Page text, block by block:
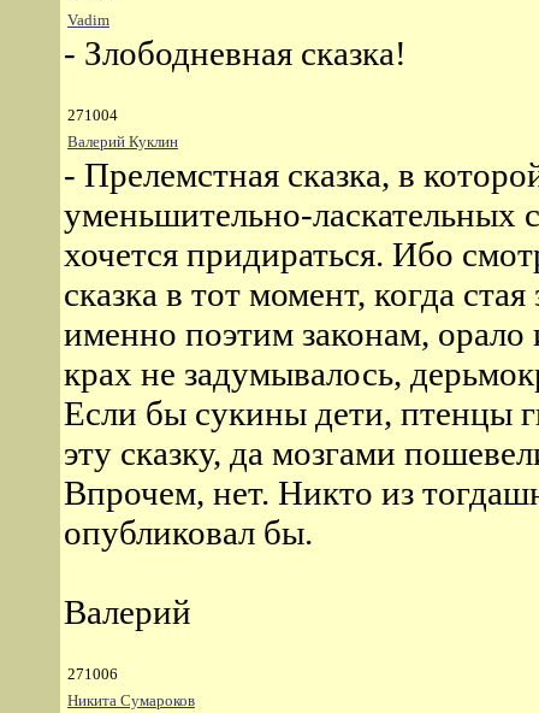
Vadim
- Злободневная сказка!
271004
Валерий Куклин
- Прелемстная сказка, в
уменьшительно-
хочется придираться. Ибо
сказка в тот момент, когда
именно поэтим законам,
крах не задумывалось,
Если бы сукины дети, птенцы
эту сказку, да мозгами
Впрочем, нет. Никто из
опубликовал бы.
Валерий
271006
Никита Сумароков